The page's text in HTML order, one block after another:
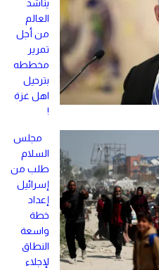
يناشد
العالم
من أجل
تمرير
مخططه
بترحيل
اهل غزة
!
مجلس
السلام
طلب من
إسرائيل
إعداد
خطة
واسعة
النطاق
لإجلاء